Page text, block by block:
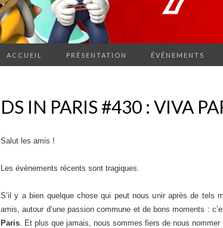
ACCUEIL PRÉSENTATION ÉVÉNEMENTS
DS IN PARIS #430 : VIVA
Salut les amis !
Les évènements récents sont tragiques.
S’il y a bien quelque chose qui peut nous unir après de tels
amis, autour d’une passion commune et de bons moments :
Paris. Et plus que jamais, nous sommes fiers de nous nommer